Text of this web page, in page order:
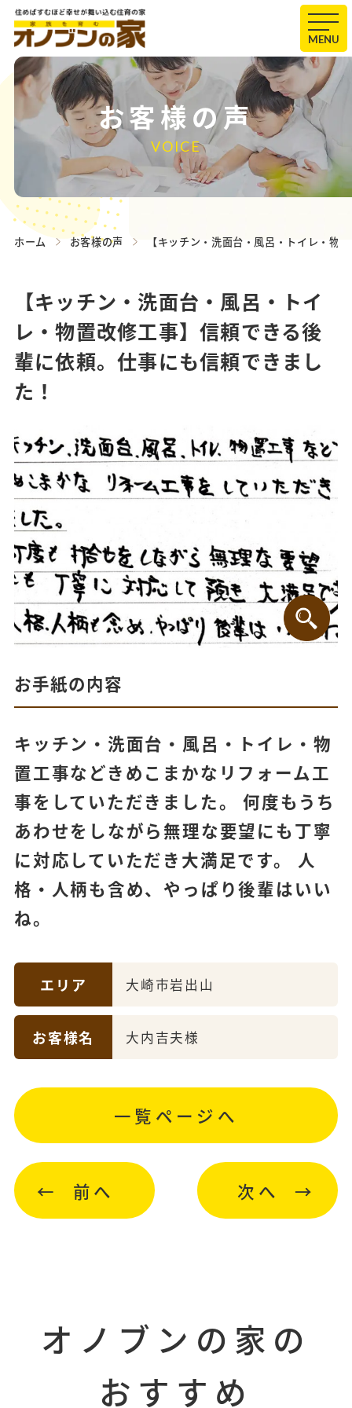
MENU
お客様の声
VOICE
ホーム お客様の声 【キッチン・洗面台・風呂・トイレ・物
【キッチン・洗面台・風呂・トイ
レ・物置改修工事】信頼できる後
輩に依頼。仕事にも信頼できまし
た！
お手紙の内容
キッチン・洗面台・風呂・トイレ・物
置工事などきめこまかなリフォーム工
事をしていただきました。 何度もうち
あわせをしながら無理な要望にも丁寧
に対応していただき大満足です。 人
格・人柄も含め、やっぱり後輩はいい
ね。
エリア 大崎市岩出山
お客様名 大内吉夫様
前へ
一覧ページへ
次へ
オノブンの家の
おすすめ